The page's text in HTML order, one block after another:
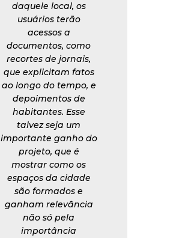
daquele local, os
usuários terão
acessos a
documentos, como
recortes de jornais,
que explicitam fatos
ao longo do tempo, e
depoimentos de
habitantes. Esse
talvez seja um
importante ganho do
projeto, que é
mostrar como os
espaços da cidade
são formados e
ganham relevância
não só pela
importância